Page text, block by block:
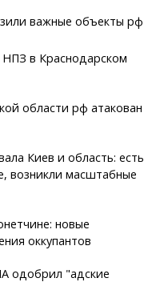
важные объекты рф
НПЗ в Краснодарском
области рф атакован
Киев и область: есть
возникли масштабные
новые
оккупантов
одобрил "адские